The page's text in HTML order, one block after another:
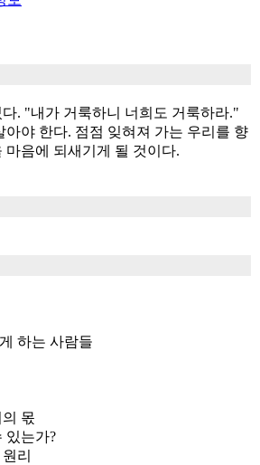
. "내가 거룩하니 너희도 거룩하라."
아야 한다. 점점 잊혀져 가는 우리를 향
마음에 되새기게 될 것이다.
하는 사람들
몫
있는가?
리